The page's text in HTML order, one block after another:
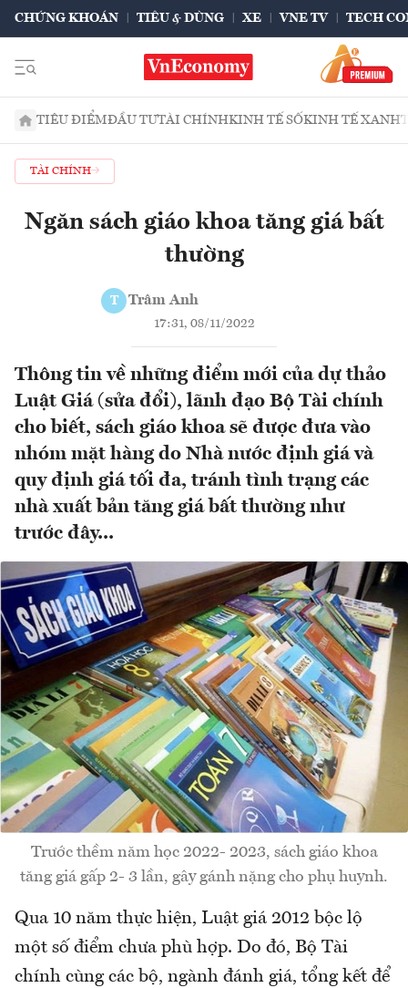
CHỨNG KHOÁN TIÊU & DÙNG XE VNE TV TECH
TIÊU ĐIỂMĐẦU TƯTÀI CHÍNHKINH TẾ SỐKINH TẾ XANH
TÀI CHÍNH
Ngăn sách giáo khoa tăng giá bất
thường
T Trâm Anh
17:31, 08/11/2022
Thông tin về những điểm mới của dự thảo
Luật Giá (sửa đổi), lãnh đạo Bộ Tài chính
cho biết, sách giáo khoa sẽ được đưa vào
nhóm mặt hàng do Nhà nước định giá và
quy định giá tối đa, tránh tình trạng các
nhà xuất bản tăng giá bất thường như
trước đây...
Trước thềm năm học 2022- 2023, sách giáo khoa
tăng giá gấp 2- 3 lần, gây gánh nặng cho phụ huynh.
Qua 10 năm thực hiện, Luật giá 2012 bộc lộ
một số điểm chưa phù hợp. Do đó, Bộ Tài
chính cùng các bộ, ngành đánh giá, tổng kết để